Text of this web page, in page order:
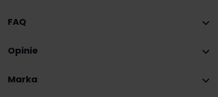
FAQ
Opinie
Marka